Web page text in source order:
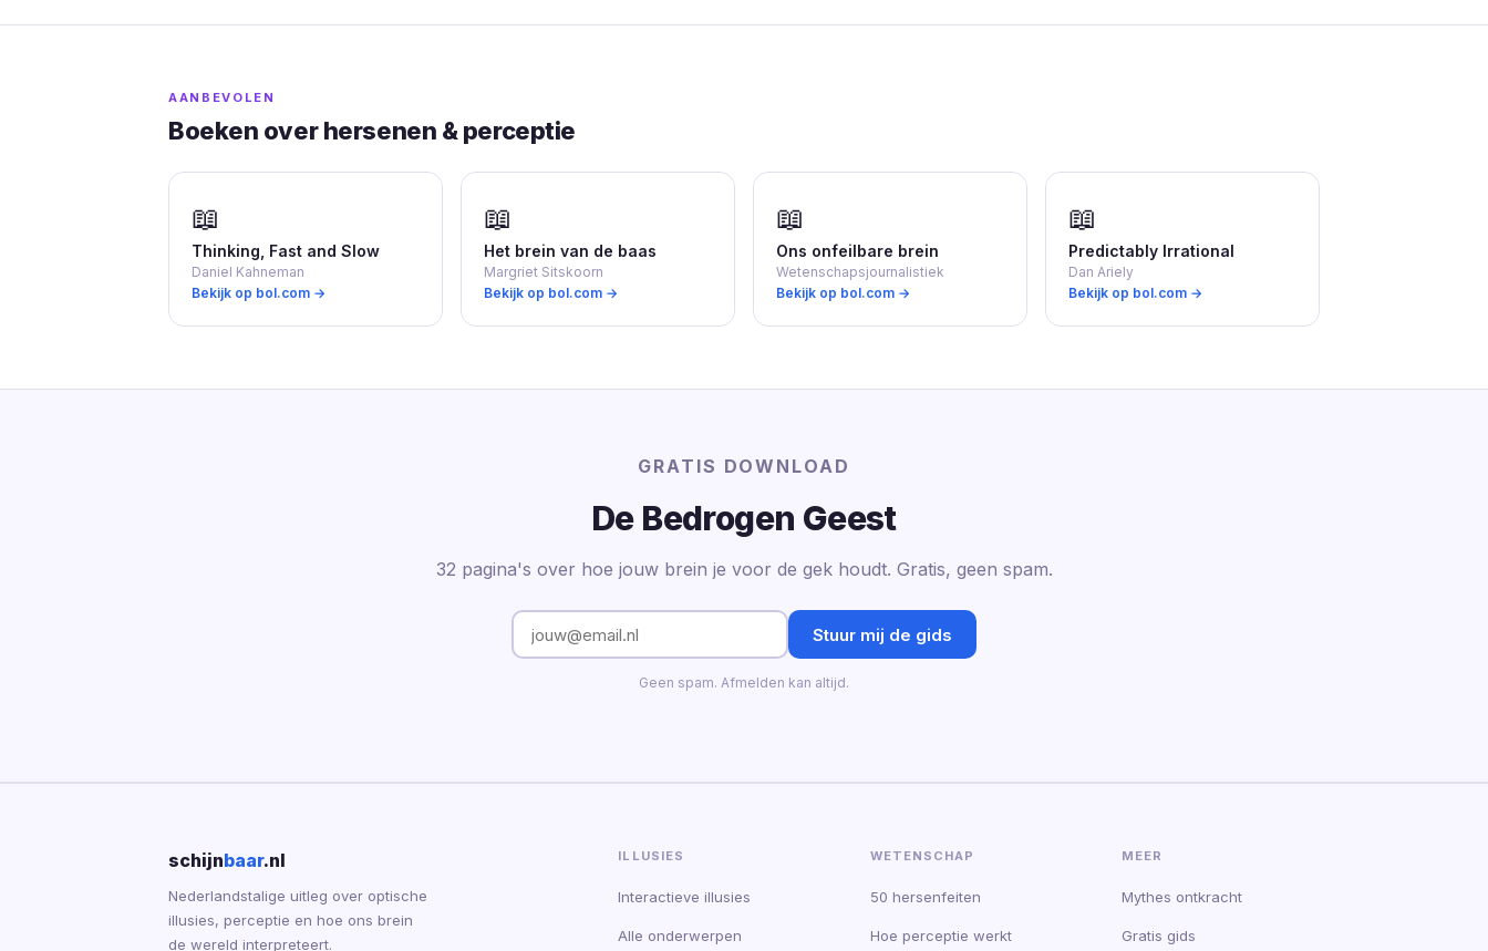
AANBEVOLEN
Boeken over hersenen & perceptie
📖
Thinking, Fast and Slow
Daniel Kahneman
Bekijk op bol.com →
📖
Het brein van de baas
Margriet Sitskoorn
Bekijk op bol.com →
📖
Ons onfeilbare brein
Wetenschapsjournalistiek
Bekijk op bol.com →
📖
Predictably Irrational
Dan Ariely
Bekijk op bol.com →
GRATIS DOWNLOAD
De Bedrogen Geest
32 pagina's over hoe jouw brein je voor de gek houdt. Gratis, geen spam.
Stuur mij de gids
Geen spam. Afmelden kan altijd.
schijnbaar.nl
Nederlandstalige uitleg over optische
illusies, perceptie en hoe ons brein
de wereld interpreteert.
ILLUSIES
Interactieve illusies
Alle onderwerpen
WETENSCHAP
50 hersenfeiten
Hoe perceptie werkt
MEER
Mythes ontkracht
Gratis gids